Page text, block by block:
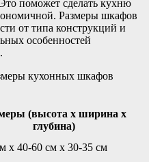
поможет сделать кухню
Размеры шкафов
от типа конструкций и
особенностей
кухонных шкафов
(высота х ширина х
глубина)
x 40-60 см x 30-35 см